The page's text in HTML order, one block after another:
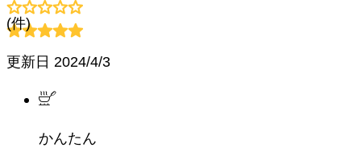
(件)
更新日 2024/4/3
かんたん